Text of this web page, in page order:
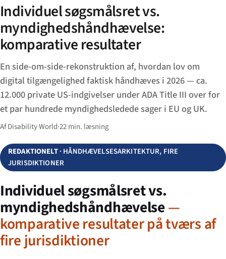
Individuel søgsmålsret vs.
myndighedshåndhævelse:
komparative resultater
En side-om-side-rekonstruktion af, hvordan lov om
digital tilgængelighed faktisk håndhæves i 2026 — ca.
12.000 private US-indgivelser under ADA Title III over for
et par hundrede myndighedsledede sager i EU og UK.
Af Disability World·22 min. læsning
REDAKTIONELT· HÅNDHÆVELSESARKITEKTUR, FIRE
JURISDIKTIONER
Individuel søgsmålsret vs.
myndighedshåndhævelse—
komparative resultater på tværs af
fire jurisdiktioner